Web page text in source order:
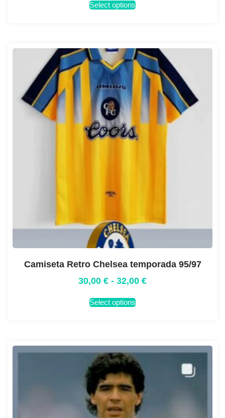
Select options
Camiseta Retro Chelsea temporada 95/97
30,00 € - 32,00 €
Select options